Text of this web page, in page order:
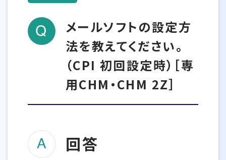
メールソフトの設定方
法を教えてください。
（CPI 初回設定時）［専
用CHM・CHM 2Z］
回答